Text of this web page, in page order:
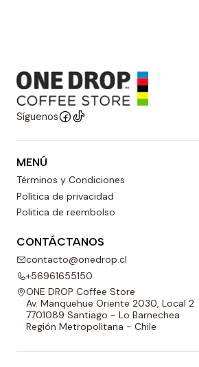
Síguenos
MENÚ
Términos y Condiciones
Política de privacidad
Politica de reembolso
CONTÁCTANOS
contacto@onedrop.cl
+56961655150
ONE DROP Coffee Store
Av. Manquehue Oriente 2030, Local 2
7701089 Santiago - Lo Barnechea
Región Metropolitana - Chile